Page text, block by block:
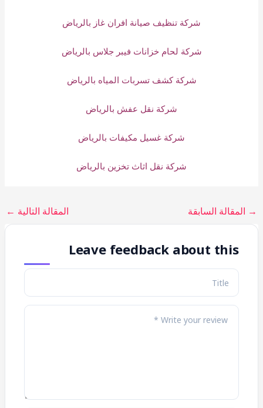
شركة تنظيف صيانة افران غاز بالرياض
شركة لحام خزانات فيبر جلاس بالرياض
شركة كشف تسربات المياه بالرياض
شركة نقل عفش بالرياض
شركة غسيل مكيفات بالرياض
شركة نقل اثاث تخزين بالرياض
→ المقالة السابقة المقالة التالية ←
Leave feedback about this